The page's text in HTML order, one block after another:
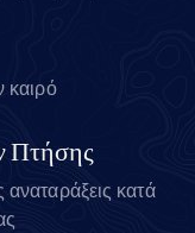
καιρό
Πτήσης
αναταράξεις κατά